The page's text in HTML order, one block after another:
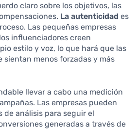
claro sobre los objetivos, las
La autenticidad es
Las pequeñas empresas
influenciadores creen
estilo y voz, lo que hará que las
sientan menos forzadas y más
llevar a cabo una medición
Las empresas pueden
de análisis para seguir el
generadas a través de